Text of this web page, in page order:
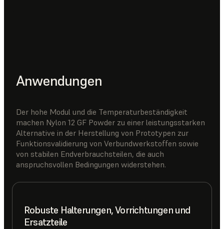
Anwendungen
Der hohe Modul und die Temperaturbeständigkeit
machen Nylon 12 GF Powder zu einer leistungsstarken
Alternative in der Herstellung von Prototypen zur
Funktionsvalidierung von Verbundwerkstoffen sowie
von stabilen Endverbrauchsteilen, die auch
anspruchsvollen Bedingungen widerstehen.
Robuste Halterungen, Vorrichtungen und
Ersatzteile